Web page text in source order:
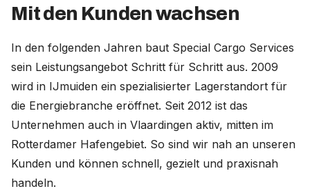
Mit den Kunden wachsen
In den folgenden Jahren baut Special Cargo Services
sein Leistungsangebot Schritt für Schritt aus. 2009
wird in IJmuiden ein spezialisierter Lagerstandort für
die Energiebranche eröffnet. Seit 2012 ist das
Unternehmen auch in Vlaardingen aktiv, mitten im
Rotterdamer Hafengebiet. So sind wir nah an unseren
Kunden und können schnell, gezielt und praxisnah
handeln.